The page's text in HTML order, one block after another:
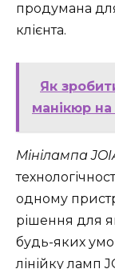
продумана
клієнта.
Як
манікюр на
Мінілампа
одному
рішення для
будь-яких
лінійку ламп